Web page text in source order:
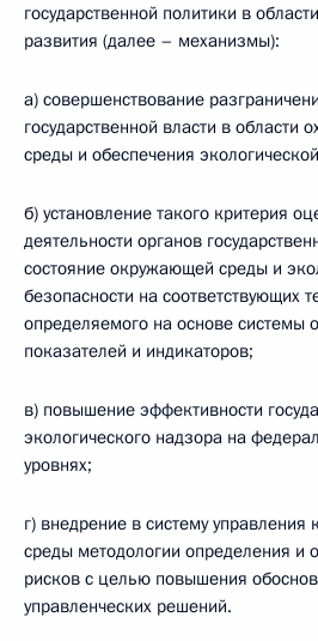
государственной политики в
развития (далее – механизмы):
а) совершенствование
государственной власти в
среды и обеспечения
б) установление такого критерия
деятельности органов
состояние окружающей среды и
безопасности на соответствующих
определяемого на основе системы
показателей и индикаторов;
в) повышение эффективности
экологического надзора на
уровнях;
г) внедрение в систему
среды методологии определения и
рисков с целью повышения
управленческих решений.